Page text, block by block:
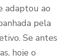
adaptou ao
pela
Se antes
hoje o